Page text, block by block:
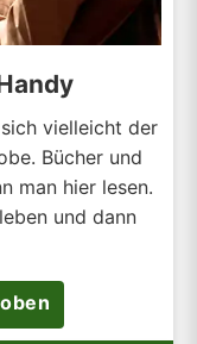
vielleicht der
Bücher und
man hier lesen.
und dann